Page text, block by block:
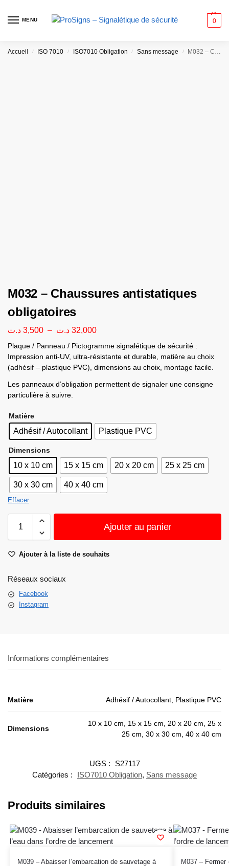
MENU 0
Accueil / ISO 7010 / ISO7010 Obligation / Sans message / M032 – Chaussures antistatiques obligatoires
M032 – Chaussures antistatiques
obligatoires
3,500 د.ت – 32,000 د.ت
Plaque / Panneau / Pictogramme signalétique de sécurité :
Impression anti-UV, ultra-résistante et durable, matière au choix
(adhésif – plastique PVC), dimensions au choix, montage facile.
Les panneaux d’obligation permettent de signaler une consigne
particulière à suivre.
Matière
Adhésif / Autocollant Plastique PVC
Dimensions
10 x 10 cm 15 x 15 cm 20 x 20 cm 25 x 25 cm
30 x 30 cm 40 x 40 cm
Effacer
Ajouter au panier
Ajouter à la liste de souhaits
Réseaux sociaux
Facebook
Instagram
Informations complémentaires
Matière Adhésif / Autocollant, Plastique PVC
Dimensions
10 x 10 cm, 15 x 15 cm, 20 x 20 cm, 25 x
25 cm, 30 x 30 cm, 40 x 40 cm
UGS :
S27117
Catégories :
ISO7010 Obligation, Sans message
Produits similaires
M039 – Abaisser l’embarcation de sauvetage à
M037 –